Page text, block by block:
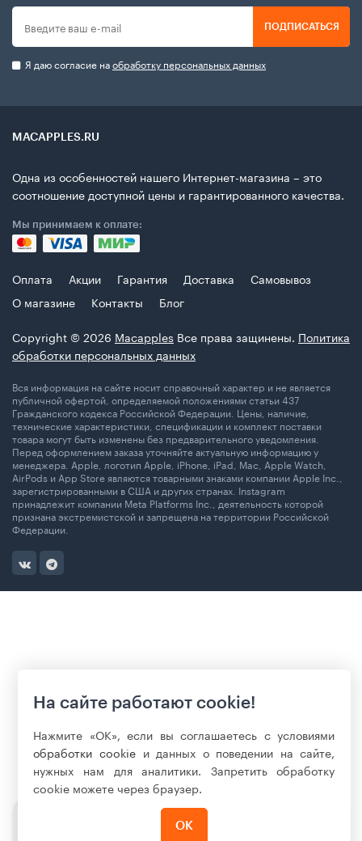
ПОДПИСАТЬСЯ
Я даю согласие наобработку персональных данных
MACAPPLES.RU
Одна из особенностей нашего Интернет-магазина – это
соотношение доступной цены и гарантированного качества.
Мы принимаем к оплате:
Оплата Акции Гарантия Доставка
Самовывоз
О магазине
Контакты
Блог
Copyright © 2026 Macapples Все права защинены. Политика
обработки персональных данных
Вся информация на сайте носит справочный характер и не является
публичной офертой, определяемой положениями статьи 437
Гражданского кодекса Российской Федерации. Цены, наличие,
технические характеристики, спецификации и комплект поставки
товара могут быть изменены без предварительного уведомления.
Перед оформлением заказа уточняйте актуальную информацию у
менеджера. Apple, логотип Apple, iPhone, iPad, Mac, Apple Watch,
AirPods и App Store являются товарными знаками компании Apple Inc.,
зарегистрированными в США и других странах. Instagram
принадлежит компании Meta Platforms Inc., деятельность которой
признана экстремистской и запрещена на территории Российской
Федерации.
На сайте работают cookie!
Нажмите «ОК», если вы соглашаетесь с условиями
обработки cookie и данных о поведении на сайте,
нужных нам для аналитики. Запретить обработку
cookie можете через браузер.
ОК